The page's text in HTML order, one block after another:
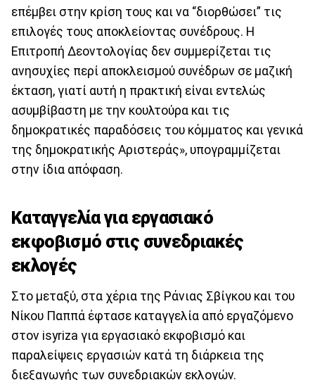
επέμβει στην κρίση τους και να “διορθώσει” τις
επιλογές τους αποκλείοντας συνέδρους. Η
Επιτροπή Δεοντολογίας δεν συμμερίζεται τις
ανησυχίες περί αποκλεισμού συνέδρων σε μαζική
έκταση, γιατί αυτή η πρακτική είναι εντελώς
ασυμβίβαστη με την κουλτούρα και τις
δημοκρατικές παραδόσεις του κόμματος και γενικά
της δημοκρατικής Aριστεράς», υπογραμμίζεται
στην ίδια απόφαση.
Καταγγελία για εργασιακό
εκφοβισμό στις συνεδριακές
εκλογές
Στο μεταξύ, στα χέρια της Ράνιας Σβίγκου και του
Νίκου Παππά έφτασε καταγγελία από εργαζόμενο
στον isyriza για εργασιακό εκφοβισμό και
παραλείψεις εργασιών κατά τη διάρκεια της
διεξαγωγής των συνεδριακών εκλογών.